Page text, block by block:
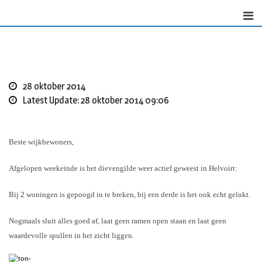
28 oktober 2014
Latest Update: 28 oktober 2014 09:06
Beste wijkbewoners,
Afgelopen weekeinde is het dievengilde weer actief geweest in Helvoirt:
Bij 2 woningen is gepoogd in te breken, bij een derde is het ook echt gelukt.
Nogmaals sluit alles goed af, laat geen ramen open staan en laat geen
waardevolle spullen in het zicht liggen.